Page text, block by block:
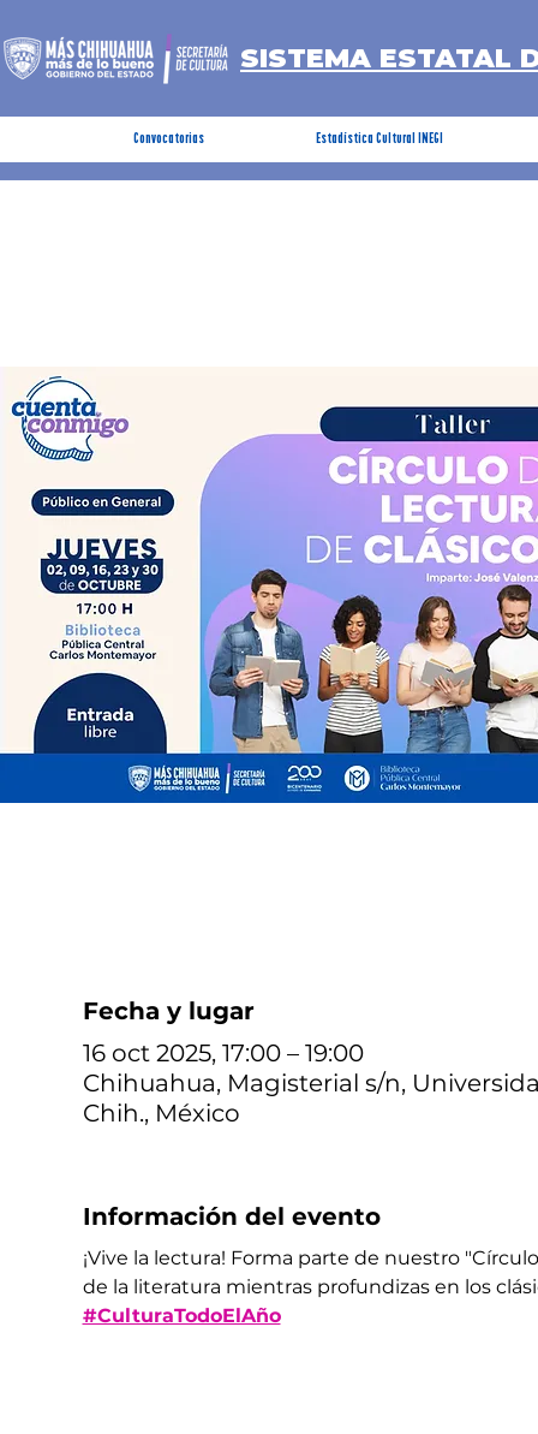
SISTEMA ESTATAL
Convocatorias Estadística Cultural INEGI
Fecha y lugar
16 oct 2025, 17:00 – 19:00
Chihuahua, Magisterial s/n,
Chih., México
Información del evento
¡Vive la lectura! Forma parte de nuestro
de la literatura mientras profundizas en los
#CulturaTodoElAño